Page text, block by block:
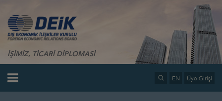
İŞİMİZ, TİCARİ DİPLOMASİ
EN Üye Girişi